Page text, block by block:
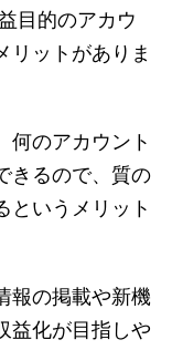
目的のアカウ
リットがありま
何のアカウント
きるので、質の
というメリット
報の掲載や新機
益化が目指しや